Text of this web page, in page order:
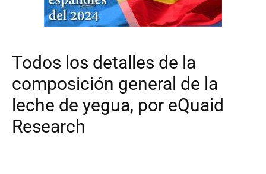
Todos los detalles de la
composición general de la
leche de yegua, por eQuaid
Research